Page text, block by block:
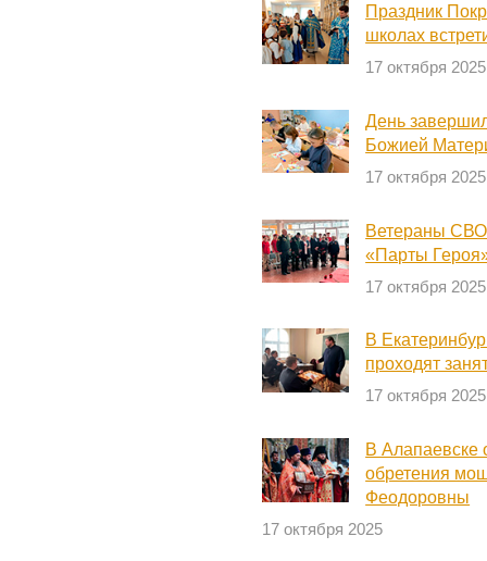
Праздник
школах
17 октября 2025
День
Божией
17 октября 2025
Ветераны СВО
«Парты
17 октября 2025
В
проходят
17 октября 2025
В Алапаевске
обретения
Феодоровны
17 октября 2025